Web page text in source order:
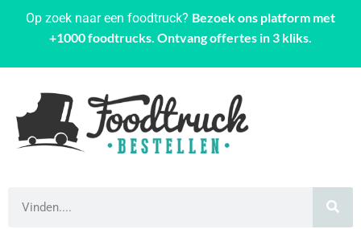
Op zoek naar een foodtruck? Bezoek ons platform met
+1000 foodtrucks. Ontvang offertes in 3 kliks.